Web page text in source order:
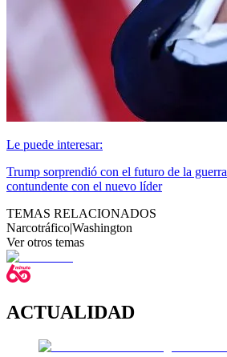
Le puede interesar:
Trump sorprendió con el futuro de la
contundente con el nuevo líder
TEMAS RELACIONADOS
Narcotráfico|Washington
Ver otros temas
ACTUALIDAD